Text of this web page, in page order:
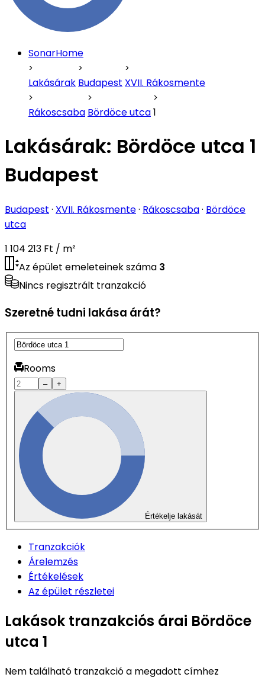
SonarHome
Lakásárak Budapest XVII. Rákosmente
Rákoscsaba Bördöce utca1
Lakásárak: Bördöce utca 1
Budapest
Budapest · XVII. Rákosmente· Rákoscsaba· Bördöce
utca
1 104 213 Ft / m²
Az épület emeleteinek száma 3
Nincs regisztrált tranzakció
Szeretné tudni lakása árát?
Rooms
– +
Értékelje lakását
Tranzakciók
Árelemzés
Értékelések
Az épület részletei
Lakások tranzakciós árai Bördöce
utca 1
Nem található tranzakció a megadott címhez